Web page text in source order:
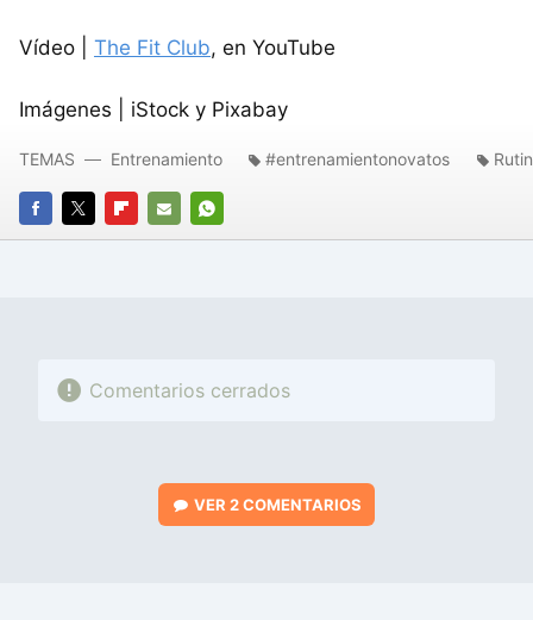
Vídeo | The Fit Club, en YouTube
Imágenes | iStock y Pixabay
FACEBOOK
TWITTERFLIPBOARD
E-
WHATSAPP
TEMAS Entrenamiento #entrenamientonovatos
Comentarios cerrados
VER2 COMENTARIOS